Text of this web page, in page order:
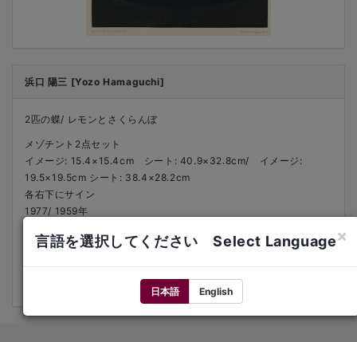
浜口 陽三 [Yozo Hamaguchi]
2匹の蝶/ レモンとさくらんぼ
メゾチント2点セット
イメージ: 15.4×15.4cm シート: 40.9×32.8cm/ イメージ:
19.5×19.5cm シート: 38.4×28.2cm
各右下にサイン
1977/ 1959年
各額装
文献：中央公論美術出版 146、74
言語を選択してください Select Language×
日本語 English